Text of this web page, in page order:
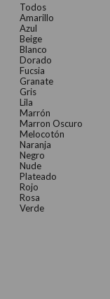
Todos
Amarillo
Azul
Beige
Blanco
Dorado
Fucsia
Granate
Gris
Lila
Marrón
Marron Oscuro
Melocotón
Naranja
Negro
Nude
Plateado
Rojo
Rosa
Verde